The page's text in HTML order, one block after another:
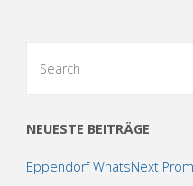
NEUESTE BEITRÄGE
Eppendorf WhatsNext